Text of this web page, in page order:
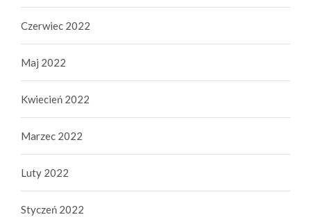
Czerwiec 2022
Maj 2022
Kwiecień 2022
Marzec 2022
Luty 2022
Styczeń 2022